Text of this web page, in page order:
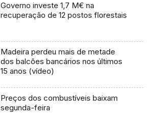
Governo investe 1,7 M€ na
recuperação de 12 postos florestais
Madeira perdeu mais de metade
dos balcões bancários nos últimos
15 anos (vídeo)
Preços dos combustíveis baixam
segunda-feira